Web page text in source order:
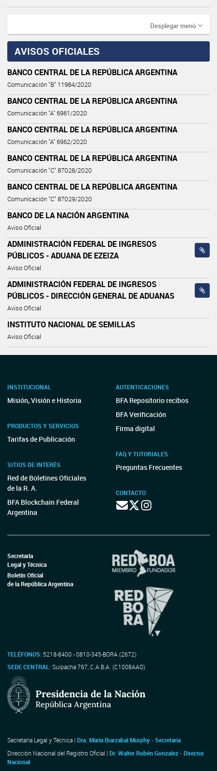
Desplegar menú
AVISOS OFICIALES
BANCO CENTRAL DE LA REPÚBLICA ARGENTINA
Comunicación "B" 11984/2020
BANCO CENTRAL DE LA REPÚBLICA ARGENTINA
Comunicación "A" 6961/2020
BANCO CENTRAL DE LA REPÚBLICA ARGENTINA
Comunicación "A" 6962/2020
BANCO CENTRAL DE LA REPÚBLICA ARGENTINA
Comunicación "C" 87028/2020
BANCO CENTRAL DE LA REPÚBLICA ARGENTINA
Comunicación "C" 87029/2020
BANCO DE LA NACIÓN ARGENTINA
Aviso Oficial
ADMINISTRACIÓN FEDERAL DE INGRESOS
PÚBLICOS - ADUANA DE EZEIZA
Aviso Oficial
ADMINISTRACIÓN FEDERAL DE INGRESOS
PÚBLICOS - DIRECCIÓN GENERAL DE ADUANAS
Aviso Oficial
INSTITUTO NACIONAL DE SEMILLAS
Aviso Oficial
INSTITUCIONAL
Misión, Visión e Historia
PRODUCTOS Y SERVICIOS
Tarifas de Publicación
SITIOS DE INTERÉS
Red de Boletines Oficiales
de la R. A.
BFA Blockchain Federal
Argentina
AUTENTICACIONES
BFA Repositorio recibos
BFA Verificación
Firma digital
FAQ Y TUTORIALES
Preguntas Frecuentes
CONTACTO
Secretaría
Legal y Técnica
Boletín Oficial
de la República Argentina
TELÉFONOS: 5218-8400 - 0810-345-BORA (2672)
SEDE CENTRAL:Suipacha 767, C.A.B.A. (C1008AAO)
Secretaría Legal y Técnica | Dra. María Ibarzabal Murphy - Secretaria
Dirección Nacional del Registro Oficial | Dr. Walter Rubén Gonzalez - Director
Nacional